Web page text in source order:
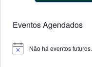
Eventos Agendados
Notice Não há eventos futuros.